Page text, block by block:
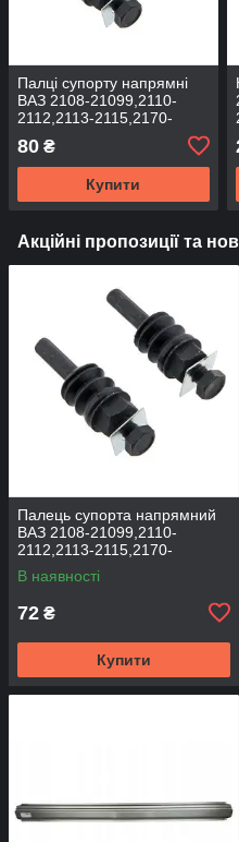
Палці супорту напрямні
ВАЗ 2108-21099,2110-
2112,2113-2115,2170-
2172,2190, 1117-1119 (к-т
2шт) (вир-во Flagmus)
80 ₴
Купити
Акційні пропозиції та
Палець супорта напрямний
ВАЗ 2108-21099,2110-
2112,2113-2115,2170-
2172,2190, 1117-1119 (к-т
2шт) (вир-во BEG-LINE)
В наявності
72 ₴
Купити